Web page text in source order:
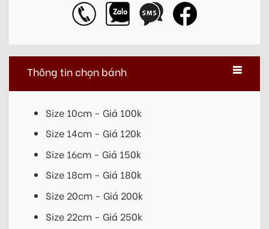
Thông tin chọn bánh
Size 10cm - Giá 100k
Size 14cm - Giá 120k
Size 16cm - Giá 150k
Size 18cm - Giá 180k
Size 20cm - Giá 200k
Size 22cm - Giá 250k